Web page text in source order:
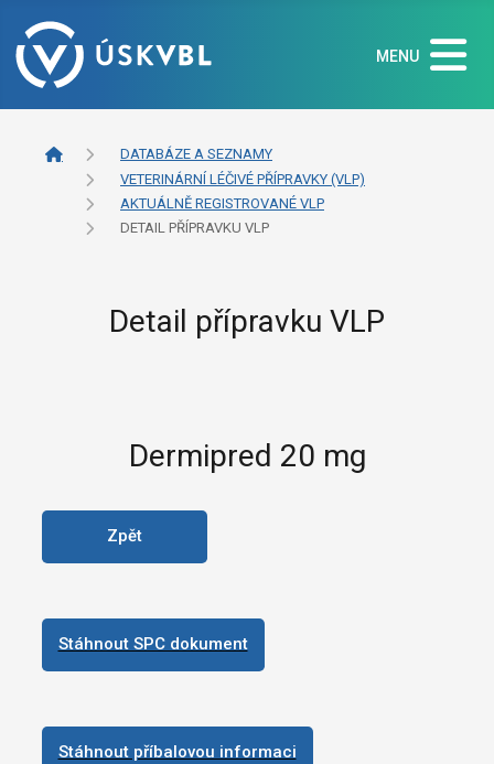
MENU
DATABÁZE A SEZNAMY
VETERINÁRNÍ LÉČIVÉ PŘÍPRAVKY (VLP)
AKTUÁLNĚ REGISTROVANÉ VLP
DETAIL PŘÍPRAVKU VLP
Detail přípravku VLP
Dermipred 20 mg
Zpět
Stáhnout SPC dokument
Stáhnout příbalovou informaci